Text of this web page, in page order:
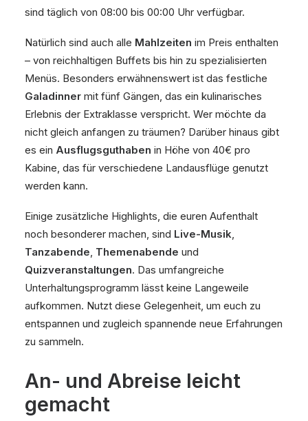
sind täglich von 08:00 bis 00:00 Uhr verfügbar.
Natürlich sind auch alle Mahlzeiten im Preis enthalten
– von reichhaltigen Buffets bis hin zu spezialisierten
Menüs. Besonders erwähnenswert ist das festliche
Galadinner mit fünf Gängen, das ein kulinarisches
Erlebnis der Extraklasse verspricht. Wer möchte da
nicht gleich anfangen zu träumen? Darüber hinaus gibt
es ein Ausflugsguthaben in Höhe von 40€ pro
Kabine, das für verschiedene Landausflüge genutzt
werden kann.
Einige zusätzliche Highlights, die euren Aufenthalt
noch besonderer machen, sind Live-Musik,
Tanzabende, Themenabende und
Quizveranstaltungen. Das umfangreiche
Unterhaltungsprogramm lässt keine Langeweile
aufkommen. Nutzt diese Gelegenheit, um euch zu
entspannen und zugleich spannende neue Erfahrungen
zu sammeln.
An- und Abreise leicht
gemacht